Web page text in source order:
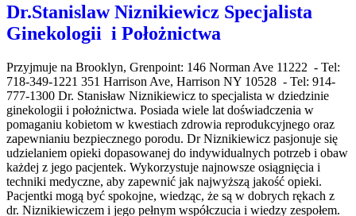
Dr.Stanislaw Niznikiewicz Specjalista
Ginekologii i Położnictwa
Przyjmuje na Brooklyn, Grenpoint: 146 Norman Ave 11222 - Tel:
718-349-1221 351 Harrison Ave, Harrison NY 10528 - Tel: 914-
777-1300 Dr. Stanisław Niznikiewicz to specjalista w dziedzinie
ginekologii i położnictwa. Posiada wiele lat doświadczenia w
pomaganiu kobietom w kwestiach zdrowia reprodukcyjnego oraz
zapewnianiu bezpiecznego porodu. Dr Niznikiewicz pasjonuje się
udzielaniem opieki dopasowanej do indywidualnych potrzeb i obaw
każdej z jego pacjentek. Wykorzystuje najnowsze osiągnięcia i
techniki medyczne, aby zapewnić jak najwyższą jakość opieki.
Pacjentki mogą być spokojne, wiedząc, że są w dobrych rękach z
dr. Niznikiewiczem i jego pełnym współczucia i wiedzy zespołem.